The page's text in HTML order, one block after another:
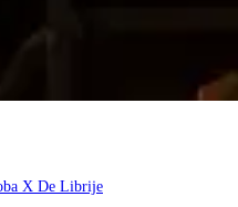
X De Librije